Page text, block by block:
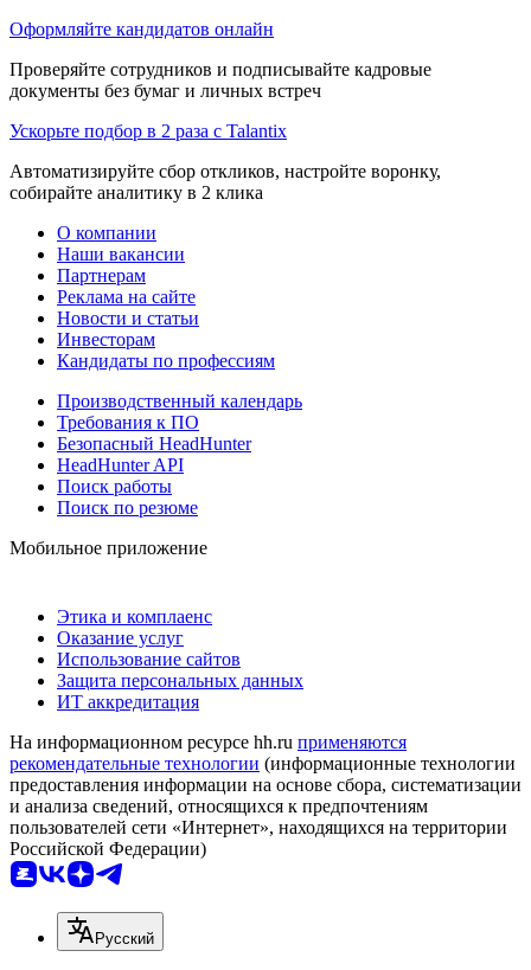
Оформляйте кандидатов онлайн
Проверяйте сотрудников и подписывайте кадровые
документы без бумаг и личных встреч
Ускорьте подбор в 2 раза с Talantix
Автоматизируйте сбор откликов, настройте воронку,
собирайте аналитику в 2 клика
О компании
Наши вакансии
Партнерам
Реклама на сайте
Новости и статьи
Инвесторам
Кандидаты по профессиям
Производственный календарь
Требования к ПО
Безопасный HeadHunter
HeadHunter API
Поиск работы
Поиск по резюме
Мобильное приложение
Этика и комплаенс
Оказание услуг
Использование сайтов
Защита персональных данных
ИТ аккредитация
На информационном ресурсе hh.ru применяются
рекомендательные технологии (информационные технологии
предоставления информации на основе сбора, систематизации
и анализа сведений, относящихся к предпочтениям
пользователей сети «Интернет», находящихся на территории
Российской Федерации)
Русский